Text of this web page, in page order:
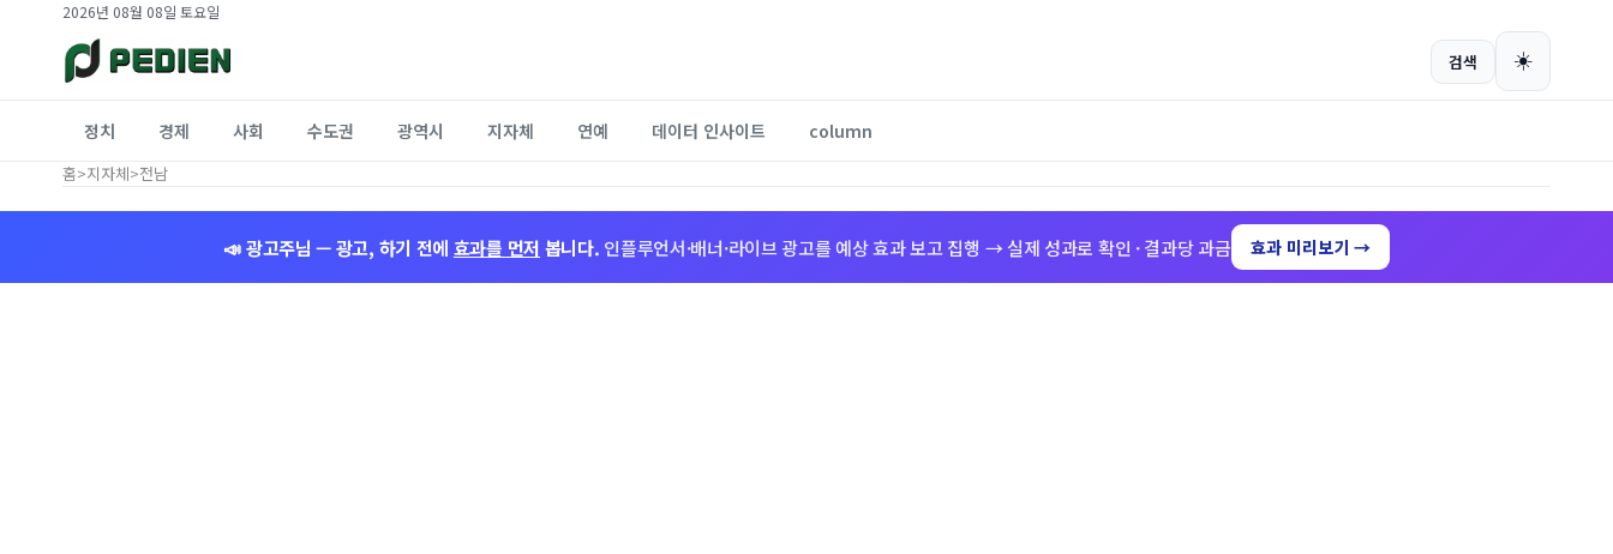
2026년 08월 08일 토요일
검색 ☀️
정치 경제 사회 수도권 광역시 지자체 연예 데이터 인사이트 column
홈>지자체>전남
📣 광고주님 — 광고, 하기 전에 효과를 먼저 봅니다. 인플루언서·배너·라이브 광고를 예상 효과 보고 집행 → 실제 성과로 확인 · 결과당 과금 효과 미리보기 →